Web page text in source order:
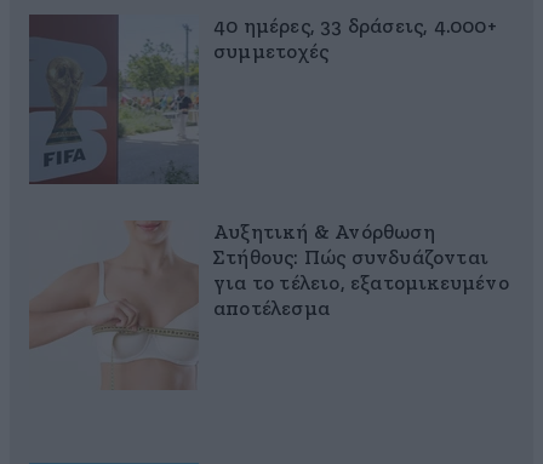
40 ημέρες, 33 δράσεις, 4.000+
συμμετοχές
Αυξητική & Ανόρθωση
Στήθους: Πώς συνδυάζονται
για το τέλειο, εξατομικευμένο
αποτέλεσμα